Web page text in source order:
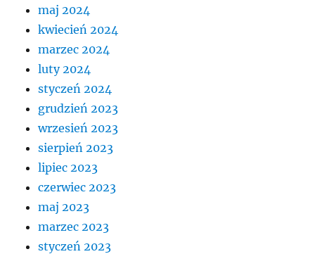
maj 2024
kwiecień 2024
marzec 2024
luty 2024
styczeń 2024
grudzień 2023
wrzesień 2023
sierpień 2023
lipiec 2023
czerwiec 2023
maj 2023
marzec 2023
styczeń 2023